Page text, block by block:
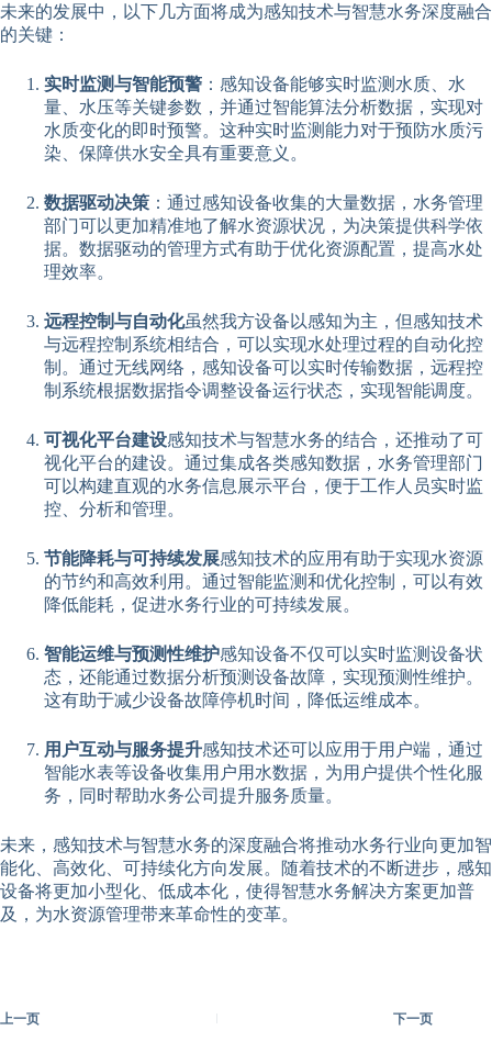
未来的发展中，以下几方面将成为感知技术与智慧水务深度融合
的关键：
实时监测与智能预警 ：感知设备能够实时监测水质、水
量、水压等关键参数，并通过智能算法分析数据，实现对
水质变化的即时预警。这种实时监测能力对于预防水质污
染、保障供水安全具有重要意义。
数据驱动决策 ：通过感知设备收集的大量数据，水务管理
部门可以更加精准地了解水资源状况，为决策提供科学依
据。数据驱动的管理方式有助于优化资源配置，提高水处
理效率。
远程控制与自动化虽然我方设备以感知为主，但感知技术
与远程控制系统相结合，可以实现水处理过程的自动化控
制。通过无线网络，感知设备可以实时传输数据，远程控
制系统根据数据指令调整设备运行状态，实现智能调度。
可视化平台建设感知技术与智慧水务的结合，还推动了可
视化平台的建设。通过集成各类感知数据，水务管理部门
可以构建直观的水务信息展示平台，便于工作人员实时监
控、分析和管理。
节能降耗与可持续发展感知技术的应用有助于实现水资源
的节约和高效利用。通过智能监测和优化控制，可以有效
降低能耗，促进水务行业的可持续发展。
智能运维与预测性维护感知设备不仅可以实时监测设备状
态，还能通过数据分析预测设备故障，实现预测性维护。
这有助于减少设备故障停机时间，降低运维成本。
用户互动与服务提升感知技术还可以应用于用户端，通过
智能水表等设备收集用户用水数据，为用户提供个性化服
务，同时帮助水务公司提升服务质量。
未来，感知技术与智慧水务的深度融合将推动水务行业向更加智
能化、高效化、可持续化方向发展。随着技术的不断进步，感知
设备将更加小型化、低成本化，使得智慧水务解决方案更加普
及，为水资源管理带来革命性的变革。
上一页 下一页